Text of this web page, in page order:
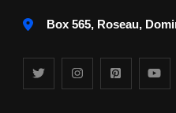
Box 565, Roseau,